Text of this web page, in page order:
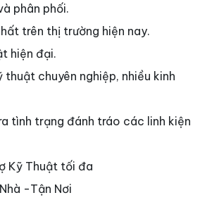
phân phối.
trên thị trường hiện nay.
hiện đại.
chuyên nghiệp, nhiều kinh
tình trạng đánh tráo các linh kiện
Kỹ Thuật tối đa
-Tận Nơi